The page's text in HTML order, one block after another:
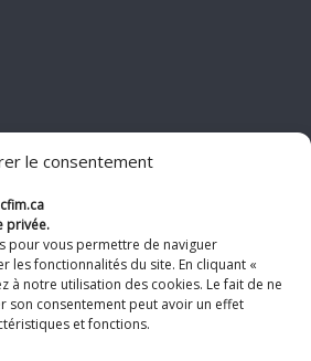
le consentement
privée.
pour vous permettre de naviguer
les fonctionnalités du site. En cliquant «
à notre utilisation des cookies. Le fait de ne
son consentement peut avoir un effet
et fonctions.
CFIM
Suivez-nous